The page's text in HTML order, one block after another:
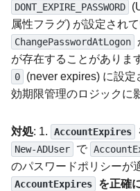
DONT_EXPIRE_PASSWORD
属性フラグ) が設定されて
ChangePasswordAtLogon
が存在することがありま
0
(never expires) に設
効期限管理のロジックに
対処: 1. AccountExpires
New-ADUser で
のパスワードポリシーが
AccountExpires を正確